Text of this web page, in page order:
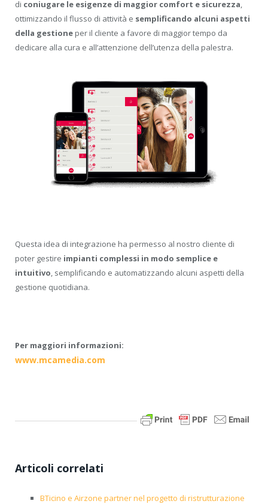
di coniugare le esigenze di maggior comfort e sicurezza,
ottimizzando il flusso di attività e semplificando alcuni aspetti
della gestione per il cliente a favore di maggior tempo da
dedicare alla cura e all’attenzione dell’utenza della palestra.
Questa idea di integrazione ha permesso al nostro cliente di
poter gestire impianti complessi in modo semplice e
intuitivo, semplificando e automatizzando alcuni aspetti della
gestione quotidiana.
Per maggiori informazioni:
www.mcamedia.com
Articoli correlati
BTicino e Airzone partner nel progetto di ristrutturazione